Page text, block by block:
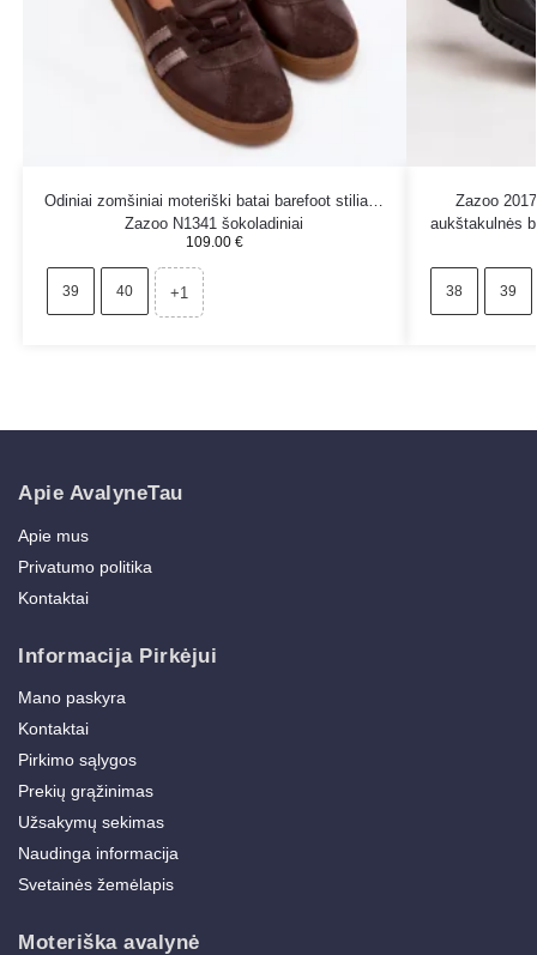
Odiniai zomšiniai moteriški batai barefoot stiliaus
Zazoo N1341 šokoladiniai
109.00 €
39 40 +1
Zazoo
aukštakulnės
38 39
Apie AvalyneTau
Apie mus
Privatumo politika
Kontaktai
Informacija Pirkėjui
Mano paskyra
Kontaktai
Pirkimo sąlygos
Prekių grąžinimas
Užsakymų sekimas
Naudinga informacija
Svetainės žemėlapis
Moteriška avalynė